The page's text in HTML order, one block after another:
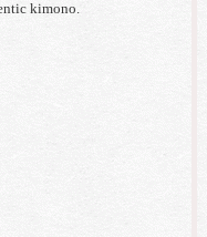
kimono.